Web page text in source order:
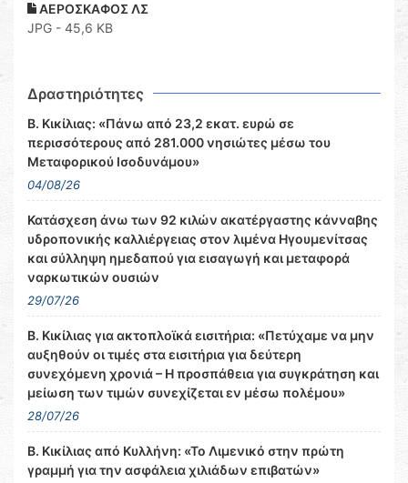
ΑΕΡΟΣΚΑΦΟΣ ΛΣ
JPG - 45,6 KB
Δραστηριότητες
Β. Κικίλιας: «Πάνω από 23,2 εκατ. ευρώ σε
περισσότερους από 281.000 νησιώτες μέσω του
Μεταφορικού Ισοδυνάμου»
04/08/26
Κατάσχεση άνω των 92 κιλών ακατέργαστης κάνναβης
υδροπονικής καλλιέργειας στον λιμένα Ηγουμενίτσας
και σύλληψη ημεδαπού για εισαγωγή και μεταφορά
ναρκωτικών ουσιών
29/07/26
Β. Κικίλιας για ακτοπλοϊκά εισιτήρια: «Πετύχαμε να μην
αυξηθούν οι τιμές στα εισιτήρια για δεύτερη
συνεχόμενη χρονιά – Η προσπάθεια για συγκράτηση και
μείωση των τιμών συνεχίζεται εν μέσω πολέμου»
28/07/26
Β. Κικίλιας από Κυλλήνη: «Το Λιμενικό στην πρώτη
γραμμή για την ασφάλεια χιλιάδων επιβατών»